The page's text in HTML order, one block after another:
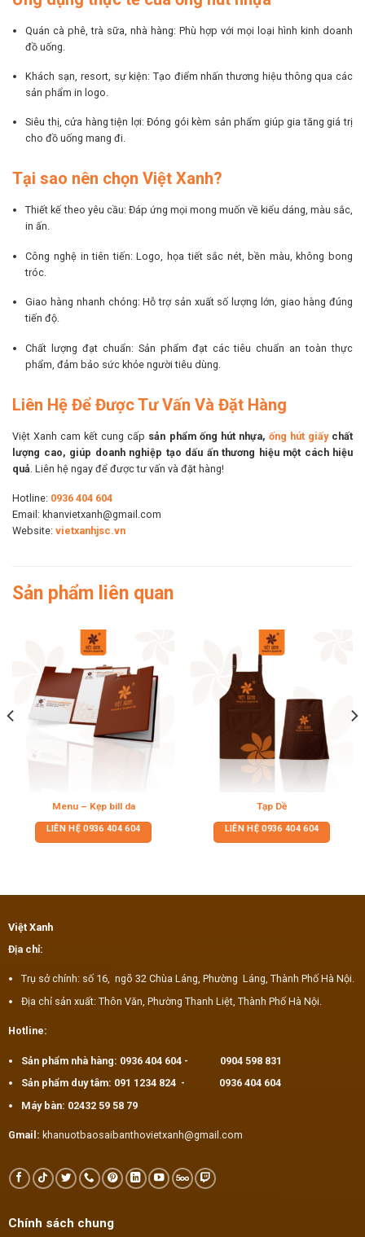
Quán cà phê, trà sữa, nhà hàng: Phù hợp với mọi loại hình kinh doanh
đồ uống.
Khách sạn, resort, sự kiện: Tạo điểm nhấn thương hiệu thông qua các
sản phẩm in logo.
Siêu thị, cửa hàng tiện lợi: Đóng gói kèm sản phẩm giúp gia tăng giá trị
cho đồ uống mang đi.
Tại sao nên chọn Việt Xanh?
Thiết kế theo yêu cầu: Đáp ứng mọi mong muốn về kiểu dáng, màu sắc,
in ấn.
Công nghệ in tiên tiến: Logo, họa tiết sắc nét, bền màu, không bong
tróc.
Giao hàng nhanh chóng: Hỗ trợ sản xuất số lượng lớn, giao hàng đúng
tiến độ.
Chất lượng đạt chuẩn: Sản phẩm đạt các tiêu chuẩn an toàn thực
phẩm, đảm bảo sức khỏe người tiêu dùng.
Liên Hệ Để Được Tư Vấn Và Đặt Hàng
Việt Xanh cam kết cung cấp sản phẩm ống hút nhựa, ống hút giấychất
lượng cao, giúp doanh nghiệp tạo dấu ấn thương hiệu một cách hiệu
quả . Liên hệ ngay để được tư vấn và đặt hàng!
Hotline: 0936 404 604
Email: khanvietxanh@gmail.com
Website: vietxanhjsc.vn
Sản phẩm liên quan
Menu – Kẹp bill da
LIÊN HỆ0936 404 604
Tạp Dề
LIÊN HỆ0936 404 604
Việt Xanh
Địa chỉ:
Trụ sở chính: số 16, ngõ 32 Chùa Láng, Phường Láng, Thành Phố Hà Nội.
Địa chỉ sản xuất: Thôn Văn, Phường Thanh Liệt, Thành Phố Hà Nội.
Hotline:
Sản phẩm nhà hàng: 0936 404 604- 0904 598 831
Sản phẩm duy tâm: 091 1234 824 -
0936 404 604
Máy bàn: 02432 59 58 79
Gmail: khanuotbaosaibanthovietxanh@gmail.com
Chính sách chung